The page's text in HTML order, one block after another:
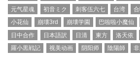
元气星魂
初音ミク 刺客伍六七 台湾
小花仙
崩壊3rd 崩壊学園 巴啦啦小魔仙
日中合作
日本語訳 日清 東方 洛天依
羅小黒戦記
视美动画 阴阳师 陰陽師